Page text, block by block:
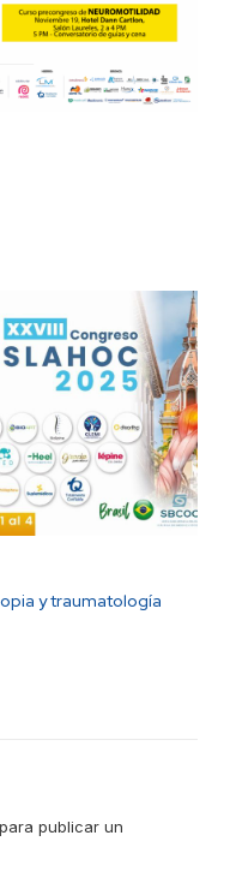
y traumatología
para publicar un